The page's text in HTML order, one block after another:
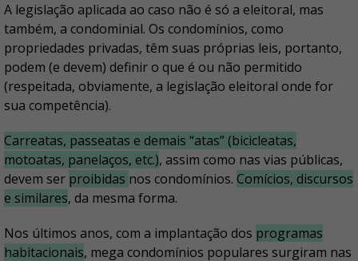
A legislação aplicada ao caso não é só a eleitoral, mas
também, a condominial. Os condomínios, como
propriedades privadas, têm suas próprias leis, portanto,
podem (e devem) definir o que é ou não permitido
(respeitada, obviamente, a legislação eleitoral onde for
sua competência).
Carreatas, passeatas e demais “atas” (bicicleatas,
motoatas, panelaços, etc.), assim como nas vias públicas,
devem ser proibidas nos condomínios. Comícios, discursos
e similares, da mesma forma.
Nos últimos anos, com a implantação dos programas
habitacionais, mega condomínios populares surgiram nas